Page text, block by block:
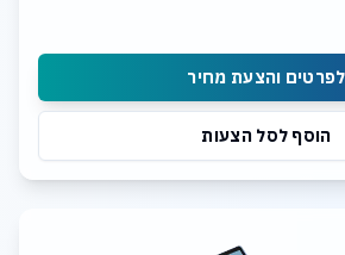
לפרטים והצעת מחיר
הוסף לסל הצעות